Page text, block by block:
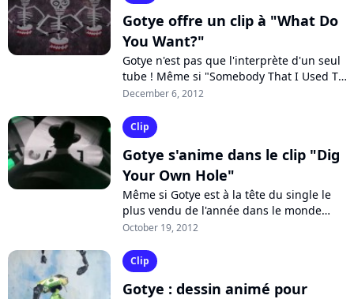
Gotye offre un clip à "What Do
You Want?"
Gotye n'est pas que l'interprète d'un seul
tube ! Même si "Somebody That I Used To
Know" a explosé tous les records cette
December 6, 2012
Clip
Gotye s'anime dans le clip "Dig
Your Own Hole"
Même si Gotye est à la tête du single le
plus vendu de l'année dans le monde
avec "Somebody That I Used To Know",
October 19, 2012
Clip
Gotye : dessin animé pour